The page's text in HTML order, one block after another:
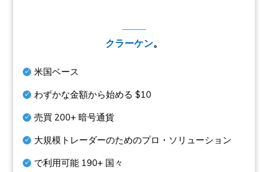
クラーケン。
米国ベース
わずかな金額から始める$10
売買200+ 暗号通貨
大規模トレーダーのためのプロ・ソリューション
で利用可能 190+ 国々